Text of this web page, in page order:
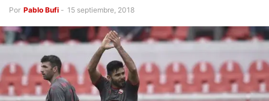
Por Pablo Bufi - 15 septiembre, 2018